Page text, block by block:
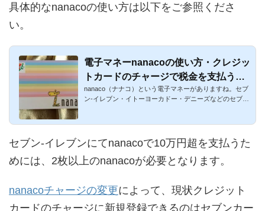
具体的なnanacoの使い方は以下をご参照くださ
い。
電子マネーnanacoの使い方・クレジッ
トカードのチャージで税金を支払う方
法まとめ
nanaco（ナナコ）という電子マネーがありますね。セブ
ン-イレブン・イトーヨーカドー・デニーズなどのセブン
セブン-イレブンにてnanacoで10万円超を支払うた
めには、2枚以上のnanacoが必要となります。
nanacoチャージの変更によって、現状クレジット
カードのチャージに新規登録できるのはセブンカー